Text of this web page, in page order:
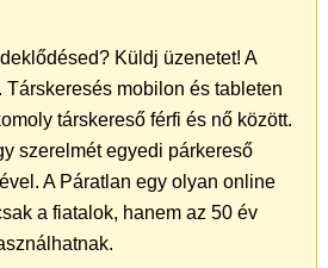
Küldj üzenetet! A
mobilon és tableten
társkereső férfi és nő között.
szerelmét egyedi párkereső
A Páratlan egy olyan online
a fiatalok, hanem az 50 év